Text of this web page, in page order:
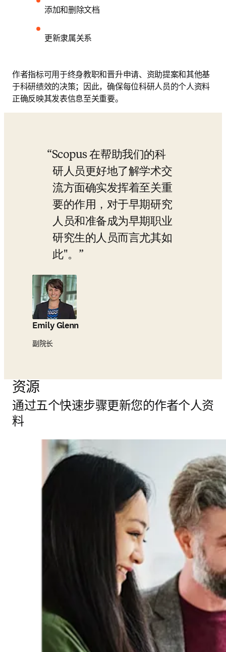
添加和删除文档
更新隶属关系
作者指标可用于终身教职和晋升申请、资助提案和其他基
于科研绩效的决策；因此，确保每位科研人员的个人资料
正确反映其发表信息至关重要。
Scopus 在帮助我们的科
研人员更好地了解学术交
流方面确实发挥着至关重
要的作用，对于早期研究
人员和准备成为早期职业
研究生的人员而言尤其如
此"。
Emily Glenn
副院长
资源
通过五个快速步骤更新您的作者个人资
料